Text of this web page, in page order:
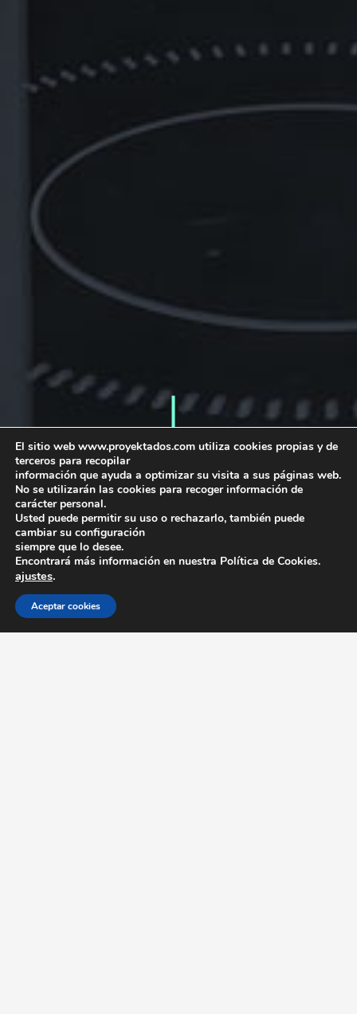
El sitio web www.proyektados.com utiliza cookies propias y de
terceros para recopilar
información que ayuda a optimizar su visita a sus páginas web.
No se utilizarán las cookies para recoger información de
carácter personal.
Usted puede permitir su uso o rechazarlo, también puede
cambiar su configuración
siempre que lo desee.
Encontrará más información en nuestra Política de Cookies.
ajustes.
Aceptar cookies